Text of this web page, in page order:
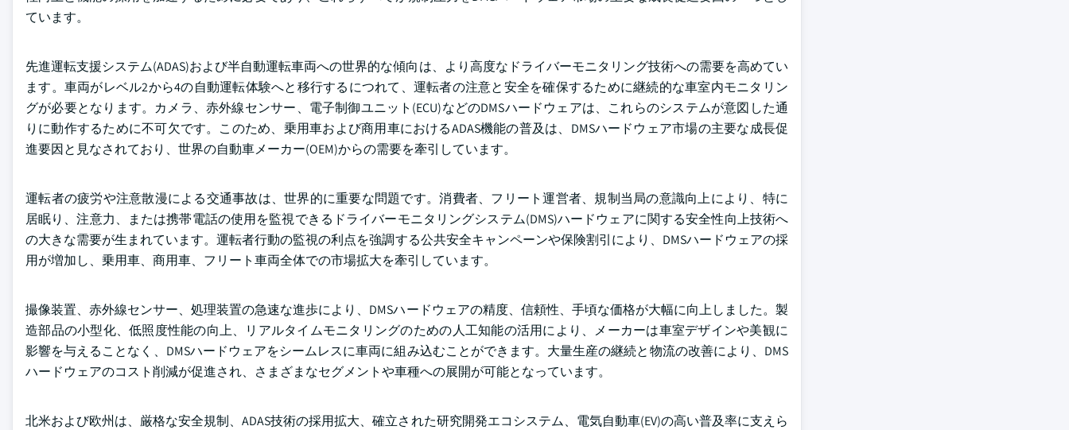
ています。
先進運転支援システム(ADAS)および半自動運転車両への世界的な傾向は、より高度なドライバーモニタリング技術への需要を高めてい
ます。車両がレベル2から4の自動運転体験へと移行するにつれて、運転者の注意と安全を確保するために継続的な車室内モニタリン
グが必要となります。カメラ、赤外線センサー、電子制御ユニット(ECU)などのDMSハードウェアは、これらのシステムが意図した通
りに動作するために不可欠です。このため、乗用車および商用車におけるADAS機能の普及は、DMSハードウェア市場の主要な成長促
進要因と見なされており、世界の自動車メーカー(OEM)からの需要を牽引しています。
運転者の疲労や注意散漫による交通事故は、世界的に重要な問題です。消費者、フリート運営者、規制当局の意識向上により、特に
居眠り、注意力、または携帯電話の使用を監視できるドライバーモニタリングシステム(DMS)ハードウェアに関する安全性向上技術へ
の大きな需要が生まれています。運転者行動の監視の利点を強調する公共安全キャンペーンや保険割引により、DMSハードウェアの採
用が増加し、乗用車、商用車、フリート車両全体での市場拡大を牽引しています。
撮像装置、赤外線センサー、処理装置の急速な進歩により、DMSハードウェアの精度、信頼性、手頃な価格が大幅に向上しました。製
造部品の小型化、低照度性能の向上、リアルタイムモニタリングのための人工知能の活用により、メーカーは車室デザインや美観に
影響を与えることなく、DMSハードウェアをシームレスに車両に組み込むことができます。大量生産の継続と物流の改善により、DMS
ハードウェアのコスト削減が促進され、さまざまなセグメントや車種への展開が可能となっています。
北米および欧州は、厳格な安全規制、ADAS技術の採用拡大、確立された研究開発エコシステム、電気自動車(EV)の高い普及率に支えら